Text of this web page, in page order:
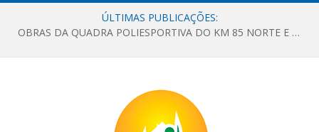
ÚLTIMAS PUBLICAÇÕES:
OBRAS DA QUADRA POLIESPORTIVA DO KM 85 NORTE E DA ESCOLA GASPAR VIANA AVANÇAM